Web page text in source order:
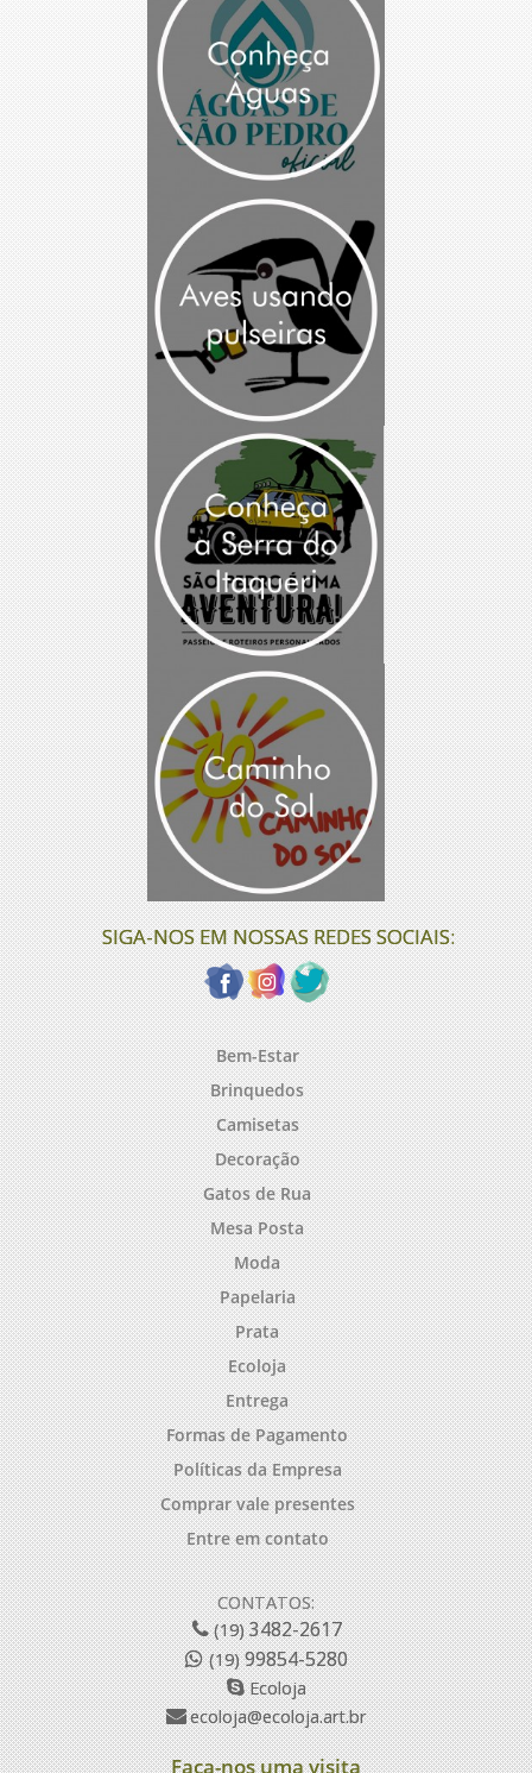
SIGA-NOS EM NOSSAS REDES SOCIAIS:
Bem-Estar
Brinquedos
Camisetas
Decoração
Gatos de Rua
Mesa Posta
Moda
Papelaria
Prata
Ecoloja
Entrega
Formas de Pagamento
Políticas da Empresa
Comprar vale presentes
Entre em contato
CONTATOS:
(19)3482-2617
(19)99854-5280
Ecoloja
ecoloja@ecoloja.art.br
Faça-nos uma visita